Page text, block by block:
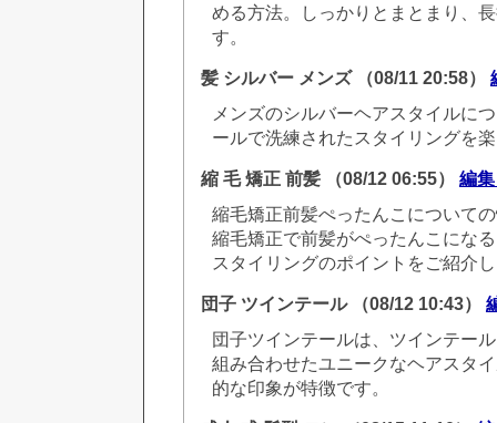
める方法。しっかりとまとまり、
す。
髪 シルバー メンズ （08/11 20:58）
メンズのシルバーヘアスタイルに
ールで洗練されたスタイリングを
縮 毛 矯正 前髪 （08/12 06:55） 編
縮毛矯正前髪ぺったんこについて
縮毛矯正で前髪がぺったんこにな
スタイリングのポイントをご紹介
団子 ツインテール （08/12 10:43）
団子ツインテールは、ツインテー
組み合わせたユニークなヘアスタ
的な印象が特徴です。